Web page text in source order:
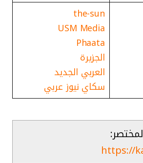
the-sun
USM Media
Phaata
الجزيرة
العربي الجديد
سكاي نيوز عربي
https://